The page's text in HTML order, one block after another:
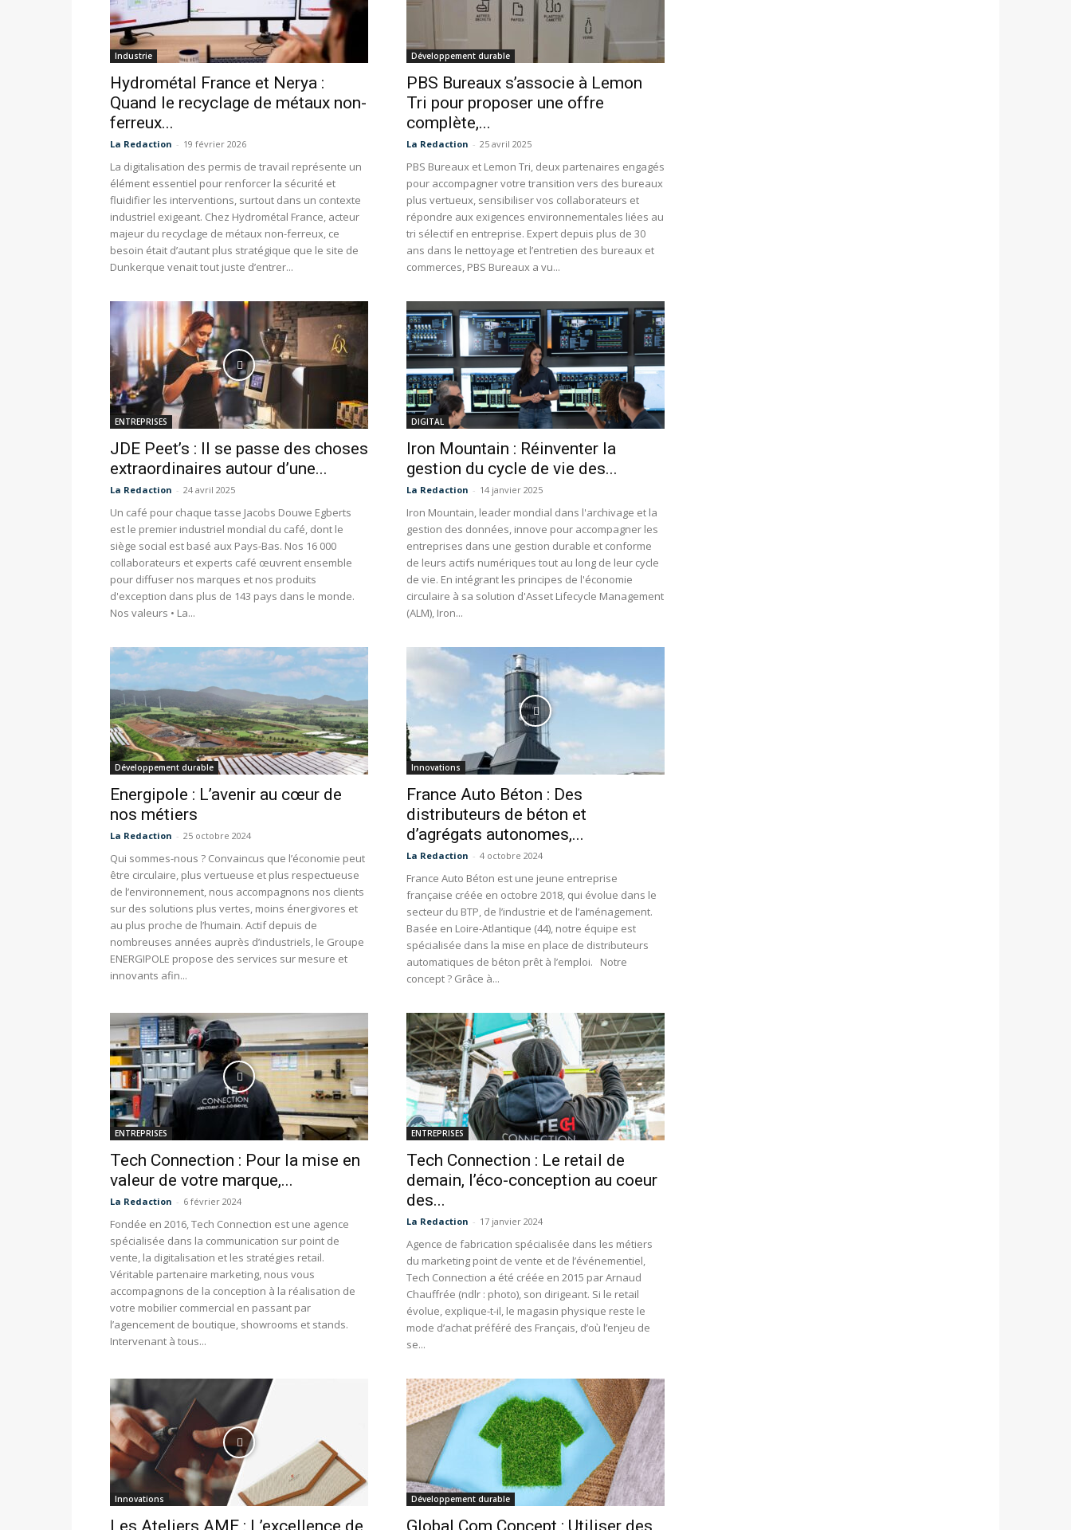
Industrie
Hydrométal France et Nerya :
Quand le recyclage de métaux non-
ferreux...
La Redaction - 19 février 2026
La digitalisation des permis de travail représente un
élément essentiel pour renforcer la sécurité et
fluidifier les interventions, surtout dans un contexte
industriel exigeant. Chez Hydrométal France, acteur
majeur du recyclage de métaux non-ferreux, ce
besoin était d’autant plus stratégique que le site de
Dunkerque venait tout juste d’entrer...
Développement durable
PBS Bureaux s’associe à Lemon
Tri pour proposer une offre
complète,...
La Redaction - 25 avril 2025
PBS Bureaux et Lemon Tri, deux partenaires engagés
pour accompagner votre transition vers des bureaux
plus vertueux, sensibiliser vos collaborateurs et
répondre aux exigences environnementales liées au
tri sélectif en entreprise. Expert depuis plus de 30
ans dans le nettoyage et l’entretien des bureaux et
commerces, PBS Bureaux a vu...
ENTREPRISES
JDE Peet’s : Il se passe des choses
extraordinaires autour d’une...
La Redaction - 24 avril 2025
Un café pour chaque tasse Jacobs Douwe Egberts
est le premier industriel mondial du café, dont le
siège social est basé aux Pays-Bas. Nos 16 000
collaborateurs et experts café œuvrent ensemble
pour diffuser nos marques et nos produits
d'exception dans plus de 143 pays dans le monde.
Nos valeurs • La...
DIGITAL
Iron Mountain : Réinventer la
gestion du cycle de vie des...
La Redaction - 14 janvier 2025
Iron Mountain, leader mondial dans l'archivage et la
gestion des données, innove pour accompagner les
entreprises dans une gestion durable et conforme
de leurs actifs numériques tout au long de leur cycle
de vie. En intégrant les principes de l'économie
circulaire à sa solution d'Asset Lifecycle Management
(ALM), Iron...
Développement durable
Energipole : L’avenir au cœur de
nos métiers
La Redaction - 25 octobre 2024
Qui sommes-nous ? Convaincus que l’économie peut
être circulaire, plus vertueuse et plus respectueuse
de l’environnement, nous accompagnons nos clients
sur des solutions plus vertes, moins énergivores et
au plus proche de l’humain. Actif depuis de
nombreuses années auprès d’industriels, le Groupe
ENERGIPOLE propose des services sur mesure et
innovants afin...
Innovations
France Auto Béton : Des
distributeurs de béton et
d’agrégats autonomes,...
La Redaction - 4 octobre 2024
France Auto Béton est une jeune entreprise
française créée en octobre 2018, qui évolue dans le
secteur du BTP, de l’industrie et de l’aménagement.
Basée en Loire-Atlantique (44), notre équipe est
spécialisée dans la mise en place de distributeurs
automatiques de béton prêt à l’emploi. Notre
concept ? Grâce à...
ENTREPRISES
Tech Connection : Pour la mise en
valeur de votre marque,...
La Redaction - 6 février 2024
Fondée en 2016, Tech Connection est une agence
spécialisée dans la communication sur point de
vente, la digitalisation et les stratégies retail.
Véritable partenaire marketing, nous vous
accompagnons de la conception à la réalisation de
votre mobilier commercial en passant par
l’agencement de boutique, showrooms et stands.
Intervenant à tous...
ENTREPRISES
Tech Connection : Le retail de
demain, l’éco-conception au coeur
des...
La Redaction - 17 janvier 2024
Agence de fabrication spécialisée dans les métiers
du marketing point de vente et de l’événementiel,
Tech Connection a été créée en 2015 par Arnaud
Chauffrée (ndlr : photo), son dirigeant. Si le retail
évolue, explique-t-il, le magasin physique reste le
mode d’achat préféré des Français, d’où l’enjeu de
se...
Innovations Développement durable